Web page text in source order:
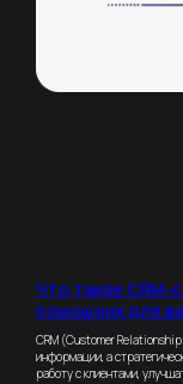
Что такое
помощник для
CRM (Customer
информации, а
работу с клиентами,